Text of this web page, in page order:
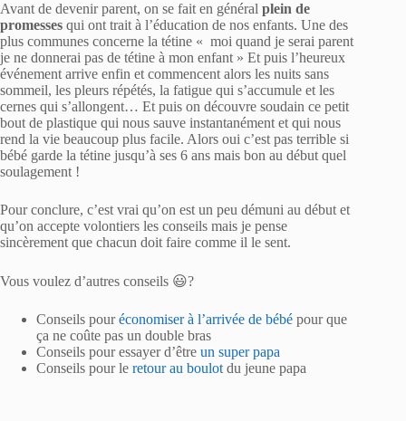
Avant de devenir parent, on se fait en général plein de
promesses qui ont trait à l’éducation de nos enfants. Une des
plus communes concerne la tétine « moi quand je serai parent
je ne donnerai pas de tétine à mon enfant » Et puis l’heureux
événement arrive enfin et commencent alors les nuits sans
sommeil, les pleurs répétés, la fatigue qui s’accumule et les
cernes qui s’allongent… Et puis on découvre soudain ce petit
bout de plastique qui nous sauve instantanément et qui nous
rend la vie beaucoup plus facile. Alors oui c’est pas terrible si
bébé garde la tétine jusqu’à ses 6 ans mais bon au début quel
soulagement !
Pour conclure, c’est vrai qu’on est un peu démuni au début et
qu’on accepte volontiers les conseils mais je pense
sincèrement que chacun doit faire comme il le sent.
Vous voulez d’autres conseils 😃?
Conseils pouréconomiser à l’arrivée de bébé pour que
ça ne coûte pas un double bras
Conseils pour essayer d’être un super papa
Conseils pour le retour au boulot du jeune papa